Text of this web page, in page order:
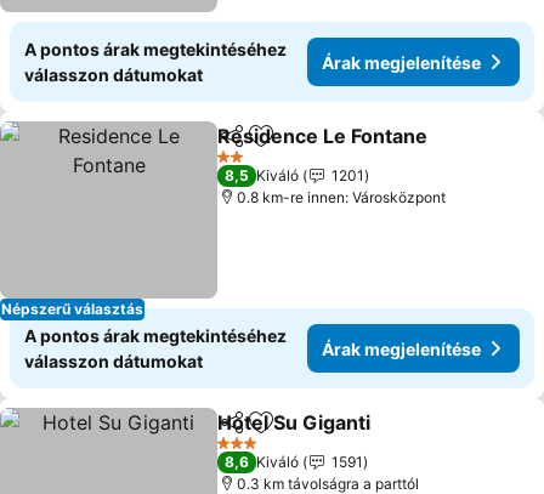
A pontos árak megtekintéséhez
válasszon dátumokat
Árak megjelenítése
Népszerű választás
Megosztás
Hozzáadás a kedvencekhez
Residence Le Fontane
2 Kategória
8,5 Kiváló
1201
0.8 km-re innen: Városközpont
A pontos árak megtekintéséhez
válasszon dátumokat
Árak megjelenítése
Megosztás
Hozzáadás a kedvencekhez
Hotel Su Giganti
3 Kategória
8,6 Kiváló
1591
0.3 km távolságra a parttól